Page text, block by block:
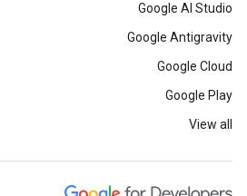
Google AI Studio
Google Antigravity
Google Cloud
Google Play
View all